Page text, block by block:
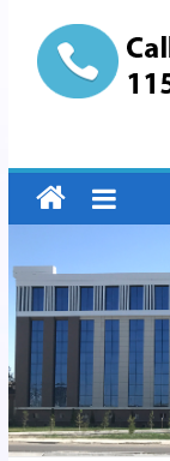
АО
АО
"Бухарское